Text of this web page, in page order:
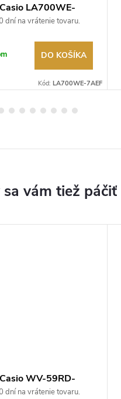
LA700WE-
dní na vrátenie tovaru.
predajca.
DO KOŠÍKA
Kód: LA700WE-7AEF
WV-59RD-
dní na vrátenie tovaru.